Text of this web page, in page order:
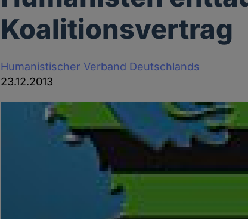
Koalitionsvertrag
Humanistischer Verband Deutschlands
23.12.2013